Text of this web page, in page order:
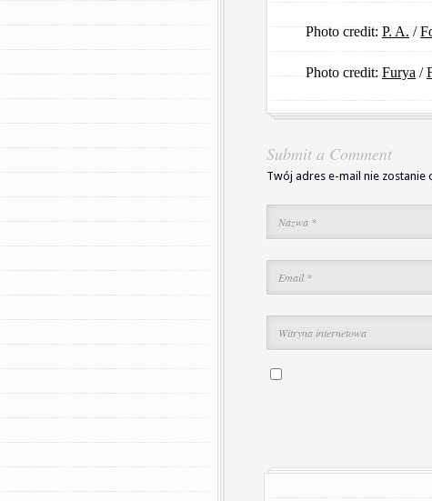
Photo credit: P. A. /
Photo credit: Furya /
Submit a Comment
Twój adres e-mail nie zostanie